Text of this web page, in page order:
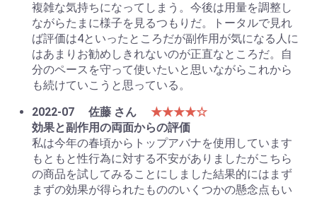
複雑な気持ちになってしまう。今後は用量を調整し
ながらたまに様子を見るつもりだ。トータルで見れ
ば評価は4といったところだが副作用が気になる人に
はあまりお勧めしきれないのが正直なところだ。自
分のペースを守って使いたいと思いながらこれから
も続けていこうと思っている。
2022-07
佐藤 さん
★★★★☆
効果と副作用の両面からの評価
私は今年の春頃からトップアバナを使用しています
もともと性行為に対する不安がありましたがこちら
の商品を試してみることにしました結果的にはまず
まずの効果が得られたもののいくつかの懸念点もい